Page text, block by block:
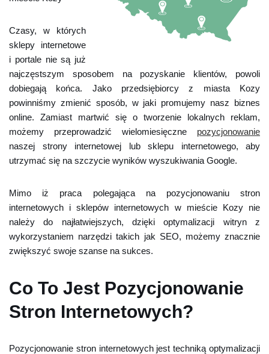
Czasy, w których
sklepy internetowe
i portale nie są już
najczęstszym sposobem na pozyskanie klientów, powoli
dobiegają końca. Jako przedsiębiorcy z miasta Kozy
powinniśmy zmienić sposób, w jaki promujemy nasz biznes
online. Zamiast martwić się o tworzenie lokalnych reklam,
możemy przeprowadzić wielomiesięczne pozycjonowanie
naszej strony internetowej lub sklepu internetowego, aby
utrzymać się na szczycie wyników wyszukiwania Google.
Mimo iż praca polegająca na pozycjonowaniu stron
internetowych i sklepów internetowych w mieście Kozy nie
należy do najłatwiejszych, dzięki optymalizacji witryn z
wykorzystaniem narzędzi takich jak SEO, możemy znacznie
zwiększyć swoje szanse na sukces.
Co To Jest Pozycjonowanie
Stron Internetowych?
Pozycjonowanie stron internetowych jest techniką optymalizacji